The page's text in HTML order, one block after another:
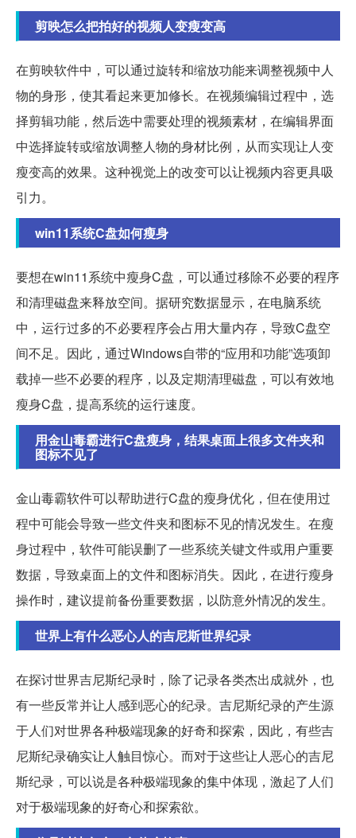
剪映怎么把拍好的视频人变瘦变高
在剪映软件中，可以通过旋转和缩放功能来调整视频中人
物的身形，使其看起来更加修长。在视频编辑过程中，选
择剪辑功能，然后选中需要处理的视频素材，在编辑界面
中选择旋转或缩放调整人物的身材比例，从而实现让人变
瘦变高的效果。这种视觉上的改变可以让视频内容更具吸
引力。
win11系统C盘如何瘦身
要想在win11系统中瘦身C盘，可以通过移除不必要的程序
和清理磁盘来释放空间。据研究数据显示，在电脑系统
中，运行过多的不必要程序会占用大量内存，导致C盘空
间不足。因此，通过Windows自带的“应用和功能”选项卸
载掉一些不必要的程序，以及定期清理磁盘，可以有效地
瘦身C盘，提高系统的运行速度。
用金山毒霸进行C盘瘦身，结果桌面上很多文件夹和
图标不见了
金山毒霸软件可以帮助进行C盘的瘦身优化，但在使用过
程中可能会导致一些文件夹和图标不见的情况发生。在瘦
身过程中，软件可能误删了一些系统关键文件或用户重要
数据，导致桌面上的文件和图标消失。因此，在进行瘦身
操作时，建议提前备份重要数据，以防意外情况的发生。
世界上有什么恶心人的吉尼斯世界纪录
在探讨世界吉尼斯纪录时，除了记录各类杰出成就外，也
有一些反常并让人感到恶心的纪录。吉尼斯纪录的产生源
于人们对世界各种极端现象的好奇和探索，因此，有些吉
尼斯纪录确实让人触目惊心。而对于这些让人恶心的吉尼
斯纪录，可以说是各种极端现象的集中体现，激起了人们
对于极端现象的好奇心和探索欲。